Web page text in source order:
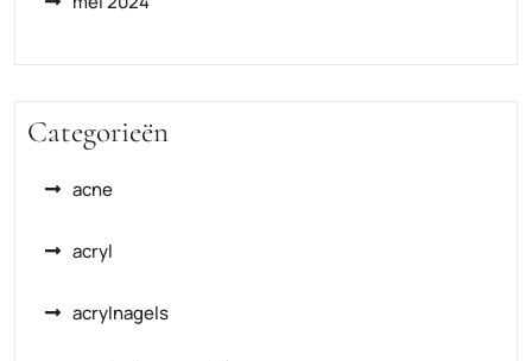
Categorieën
acne
acryl
acrylnagels